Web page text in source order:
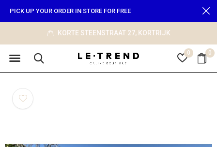
0 0
KORTE STEENSTRAAT 27, KORTRIJK
PICK UP YOUR ORDER IN STORE FOR FREE